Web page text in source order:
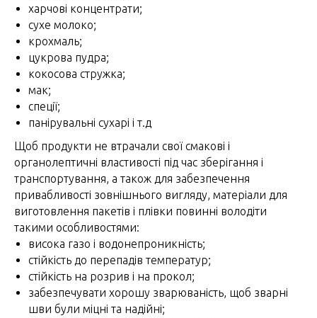
харчові концентрати;
сухе молоко;
крохмаль;
цукрова пудра;
кокосова стружка;
мак;
спеції;
панірувальні сухарі і т.д
Щоб продукти не втрачали свої смакові і
органолептичні властивості під час зберігання і
транспортування, а також для забезпечення
привабливості зовнішнього вигляду, матеріали для
виготовлення пакетів і плівки повинні володіти
такими особливостями:
висока газо і водонепроникність;
стійкість до перепадів температур;
стійкість на розрив і на прокол;
забезпечувати хорошу зварюваність, щоб зварні
шви були міцні та надійні;